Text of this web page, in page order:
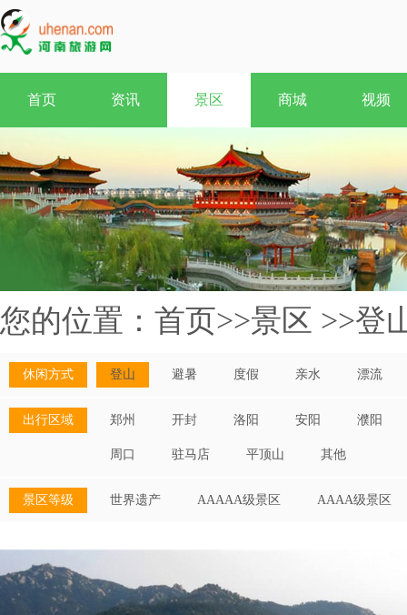
首页 资讯 景区 商城 视频
您的位置： 首页>>景区 >>登
休闲方式 登山 避暑 度假 亲水 漂流
出行区域 郑州 开封 洛阳 安阳 濮阳
周口 驻马店 平顶山 其他
景区等级 世界遗产 AAAAA级景区 AAAA级景区